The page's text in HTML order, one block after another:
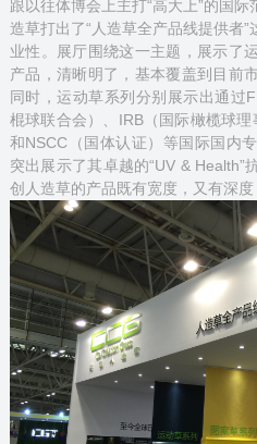
跟以往体博会上主打“高大上”的国
造草打出了“人造草全产品线提供者
业性。展厅围绕这一主题，展示了
产品，清晰明了，基本覆盖到目前
同时，运动草系列分别展示出通过
棍球联合会）、IRB（国际橄榄球理
和NSCC（国体认证）等国际国内
突出展示了其卓越的“UV &
创人造草的产品既有宽度，又有深度